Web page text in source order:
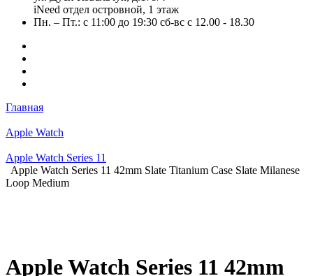
iNeed отдел островной, 1 этаж
Пн. – Пт.: с 11:00 до 19:30 сб-вс с 12.00 - 18.30
Главная
Apple Watch
Apple Watch Series 11
Apple Watch Series 11 42mm Slate Titanium Case Slate Milanese
Loop Medium
Apple Watch Series 11 42mm